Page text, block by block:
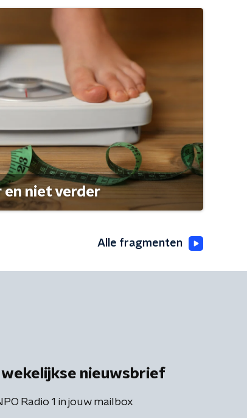
niet verder
Alle fragmenten
wekelijkse nieuwsbrief
Radio 1 in jouw mailbox